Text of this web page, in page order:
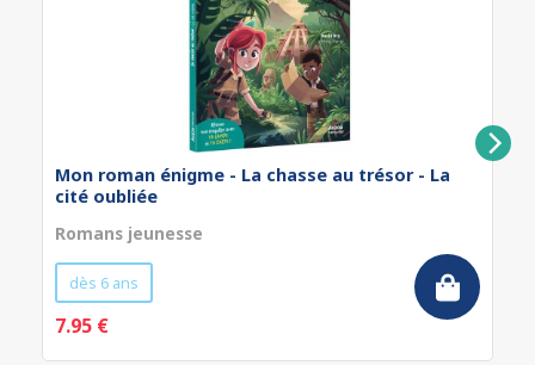
Mon roman énigme - La chasse au trésor - La
cité oubliée
Romans jeunesse
dès 6 ans
7.95 €